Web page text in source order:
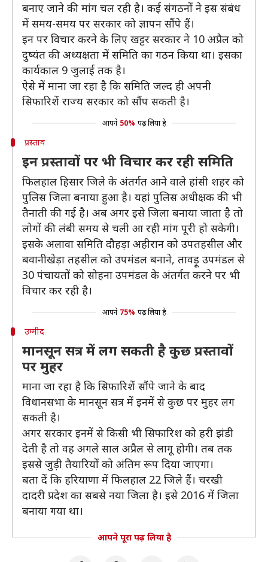
बनाए जाने की मांग चल रही है। कई संगठनों ने इस संबंध
में समय-समय पर सरकार को ज्ञापन सौंपे हैं।
इन पर विचार करने के लिए खट्टर सरकार ने 10 अप्रैल को
दुष्यंत की अध्यक्षता में समिति का गठन किया था। इसका
कार्यकाल 9 जुलाई तक है।
ऐसे में माना जा रहा है कि समिति जल्द ही अपनी
सिफारिशें राज्य सरकार को सौंप सकती है।
आपने 50% पढ़ लिया है
प्रस्ताव
इन प्रस्तावों पर भी विचार कर रही समिति
फिलहाल हिसार जिले के अंतर्गत आने वाले हांसी शहर को
पुलिस जिला बनाया हुआ है। यहां पुलिस अधीक्षक की भी
तैनाती की गई है। अब अगर इसे जिला बनाया जाता है तो
लोगों की लंबी समय से चली आ रही मांग पूरी हो सकेगी।
इसके अलावा समिति दौहड़ा अहीरान को उपतहसील और
बवानीखेड़ा तहसील को उपमंडल बनाने, तावड़ू उपमंडल से
30 पंचायतों को सोहना उपमंडल के अंतर्गत करने पर भी
विचार कर रही है।
आपने 75% पढ़ लिया है
उम्मीद
मानसून सत्र में लग सकती है कुछ प्रस्तावों
पर मुहर
माना जा रहा है कि सिफारिशें सौंपे जाने के बाद
विधानसभा के मानसून सत्र में इनमें से कुछ पर मुहर लग
सकती है।
अगर सरकार इनमें से किसी भी सिफारिश को हरी झंडी
देती है तो वह अगले साल अप्रैल से लागू होगी। तब तक
इससे जुड़ी तैयारियों को अंतिम रूप दिया जाएगा।
बता दें कि हरियाणा में फिलहाल 22 जिले हैं। चरखी
दादरी प्रदेश का सबसे नया जिला है। इसे 2016 में जिला
बनाया गया था।
आपने पूरा पढ़ लिया है